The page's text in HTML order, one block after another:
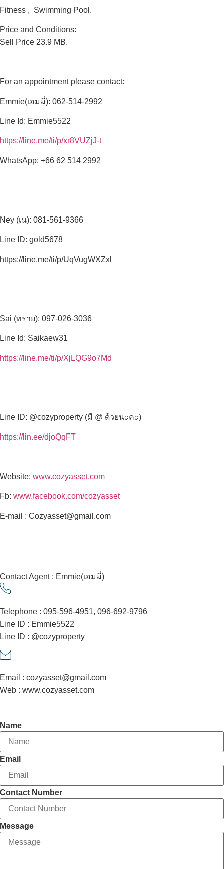
Fitness , Swimming Pool.
Price and Conditions:
Sell Price 23.9 MB.
For an appointment please contact:
Emmie(เอมมี่): 062-514-2992
Line Id: Emmie5522
https://line.me/ti/p/xr8VUZjJ-t
WhatsApp: +66 62 514 2992
Ney (เน): 081-561-9366
Line ID: gold5678
https://line.me/ti/p/UqVugWXZxl
Sai (ทราย): 097-026-3036
Line Id: Saikaew31
https://line.me/ti/p/XjLQG9o7Md
Line ID: @cozyproperty (มี @ ด้วยนะคะ)
https://lin.ee/djoQqFT
Website: www.cozyasset.com
Fb: www.facebook.com/cozyasset
E-mail : Cozyasset@gmail.com
Contact Agent : Emmie(เอมมี่)
Telephone : 095-596-4951, 096-692-9796
Line ID : Emmie5522
Line ID : @cozyproperty
Email : cozyasset@gmail.com
Web : www.cozyasset.com
Name
Email
Contact Number
Message